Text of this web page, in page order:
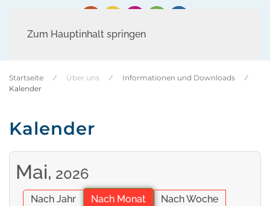
Zum Hauptinhalt springen
Startseite Über uns
Informationen und Downloads
Kalender
Kalender
Mai, 2026
Nach Jahr Nach Monat
Nach Woche